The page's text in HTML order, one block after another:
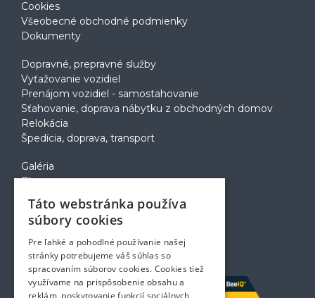
Cookies
Všeobecné obchodné podmienky
Dokumenty
Dopravné, prepravné služby
Vyťažovanie vozidiel
Prenájom vozidiel - samostahovanie
Sťahovanie, doprava nábytku z obchodných domov
Relokácia
Špedícia, doprava, transport
Galéria
Blog
Voľné pozície
Zapožičanie krabíc
Rady a tipy pri sťahovaní
Prepravný poriadok
Kontakt
Táto webstránka používa
súbory cookies
Pre ľahké a pohodlné používanie našej
stránky potrebujeme váš súhlas so
spracovaním súborov cookies. Cookies tiež
využívame na prispôsobenie obsahu a
reklám, poskytovanie funkcií sociálnych